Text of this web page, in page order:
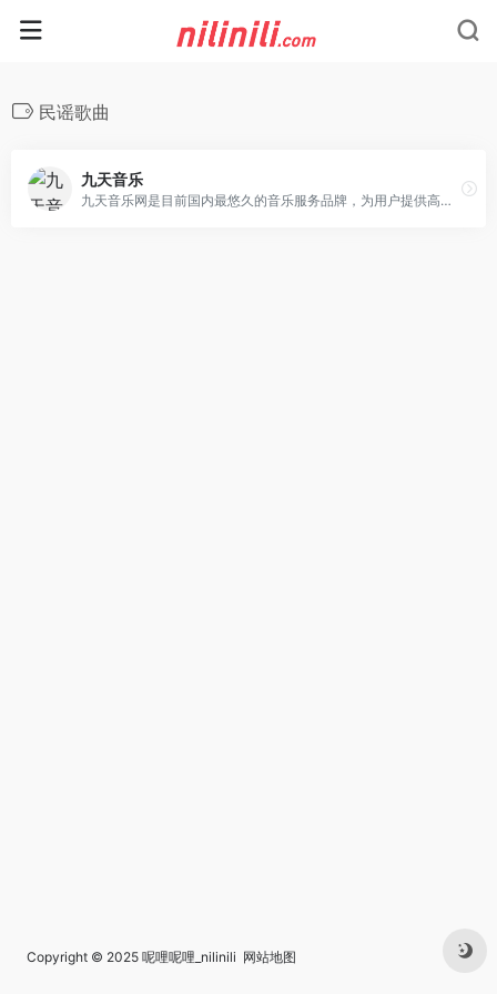
民谣歌曲
九天音乐
九天音乐网是目前国内最悠久的音乐服务品牌，为用户提供高品质音乐免费试听、正版音乐下载、MV观看、唱片购买。平台汇聚了众多优质音乐人和歌手，拥有流行、民谣、电子、摇滚等十多个流派的原创音乐作品。
Copyright © 2025 呢哩呢哩_nilinili 网站地图